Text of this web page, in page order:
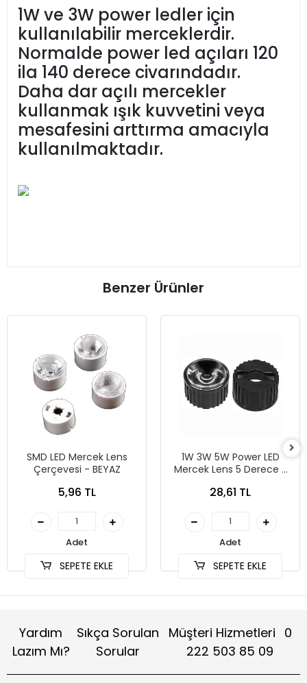
1W ve 3W power ledler için
kullanılabilir merceklerdir.
Normalde power led açıları 120
ila 140 derece civarındadır.
Daha dar açılı mercekler
kullanmak ışık kuvvetini veya
mesafesini arttırma amacıyla
kullanılmaktadır.
Benzer Ürünler
SMD LED Mercek Lens
Çerçevesi - BEYAZ
5,96 TL
Adet
SEPETE EKLE
1W 3W 5W Power LED
Mercek Lens 5 Derece -
28,61 TL
Adet
SEPETE EKLE
Yardım
Lazım Mı?
Sıkça Sorulan
Sorular
Müşteri Hizmetleri 0
222 503 85 09